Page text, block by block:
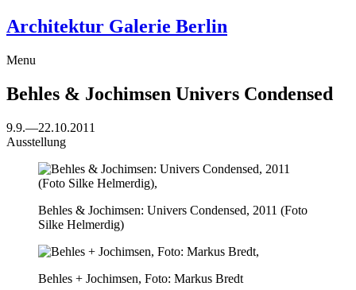
Architektur Galerie Berlin
Menu
Behles & Jochimsen Univers Condensed
9.9.—22.10.2011
Ausstellung
Behles & Jochimsen: Univers Condensed, 2011 (Foto
Silke Helmerdig)
Behles + Jochimsen, Foto: Markus Bredt